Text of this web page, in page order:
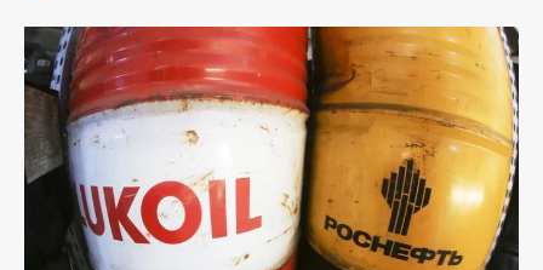
News Week
Magazine PRO